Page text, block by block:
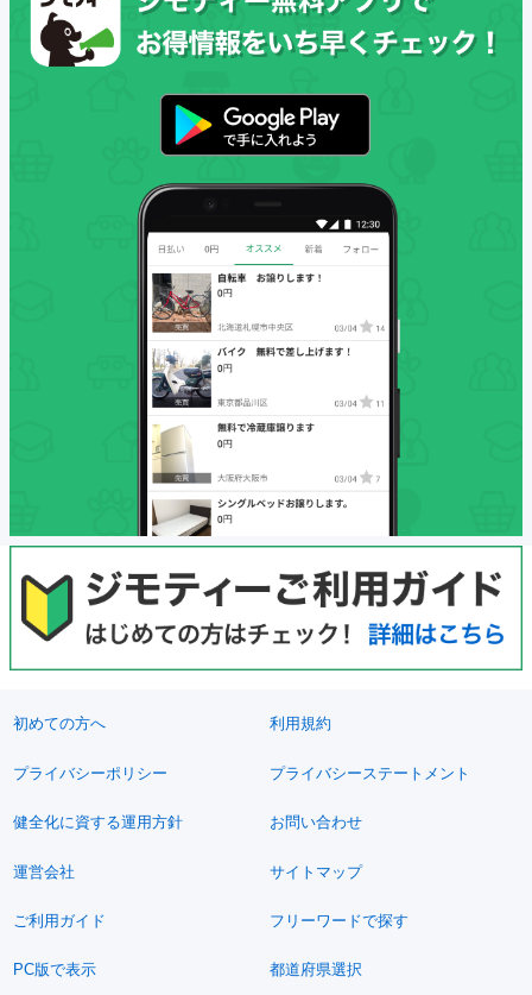
初めての方へ 利用規約
プライバシーポリシー プライバシーステートメント
健全化に資する運用方針 お問い合わせ
運営会社 サイトマップ
ご利用ガイド フリーワードで探す
PC版で表示 都道府県選択